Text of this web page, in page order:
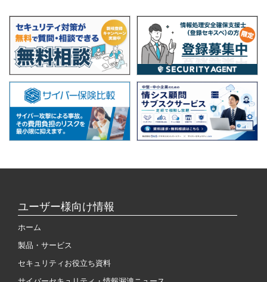
ユーザー様向け情報
ホーム
製品・サービス
セキュリティお役立ち資料